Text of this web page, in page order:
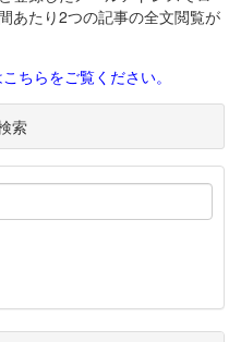
あたり2つの記事の全文閲覧が
ちらをご覧ください。
索